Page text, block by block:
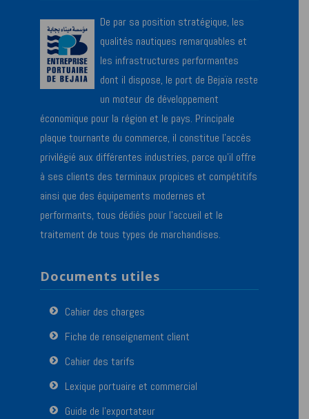
De par sa position stratégique, les
qualités nautiques remarquables et
les infrastructures performantes
dont il dispose, le port de Bejaïa reste
un moteur de développement
économique pour la région et le pays. Principale
plaque tournante du commerce, il constitue l’accès
privilégié aux différentes industries, parce qu’il offre
à ses clients des terminaux propices et compétitifs
ainsi que des équipements modernes et
performants, tous dédiés pour l’accueil et le
traitement de tous types de marchandises.
Documents utiles
Cahier des charges
Fiche de renseignement client
Cahier des tarifs
Lexique portuaire et commercial
Guide de l’exportateur